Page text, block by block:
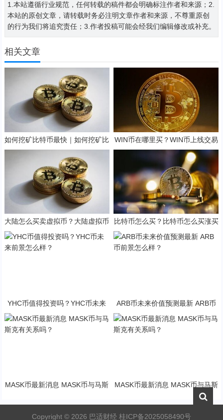
1.本站遵循行业规范，任何转载的稿件都会明确标注作者和来源；2.
本站的原创文章，请转载时务必注明文章作者和来源，不尊重原创
的行为我们将追究责任；3.作者投稿可能会经我们编辑修改或补充。
相关文章
如何挖矿比特币最快｜如何挖矿比
特币教程
WIN币在哪里买？WIN币上线交易
所一览
大陆怎么买卖虚拟币？大陆虚拟币
买卖攻略
比特币怎么买？比特币怎么买涨买
YHC币值得投资吗？YHC币未来
ARB币未来价值预测最新 ARB币
MASK币最新消息 MASK币与马斯
MASK币最新消息 MASK币与马斯
Copyright © 2026 巴适财经桂ICP备2025058490号